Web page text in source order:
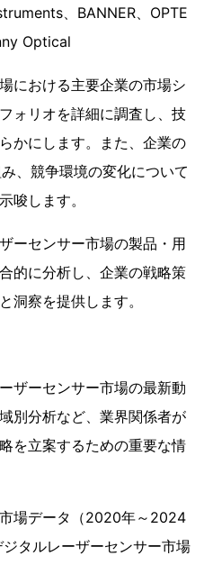
、BANNER、OPTE
Optical
における主要企業の市場シ
ォリオを詳細に調査し、技
かにします。また、企業の
、競争環境の変化について
唆します。
ーセンサー市場の製品・用
的に分析し、企業の戦略策
洞察を提供します。
ザーセンサー市場の最新動
別分析など、業界関係者が
を立案するための重要な情
場データ（2020年～2024
タルレーザーセンサー市場